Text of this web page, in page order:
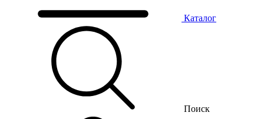
Каталог
Поиск